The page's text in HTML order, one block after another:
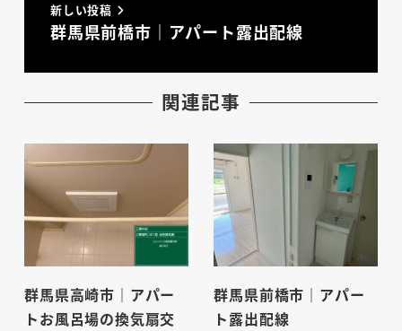
新しい投稿
群馬県前橋市｜アパート露出配線
関連記事
群馬県高崎市｜アパー
トお風呂場の換気扇交
群馬県前橋市｜アパー
ト露出配線